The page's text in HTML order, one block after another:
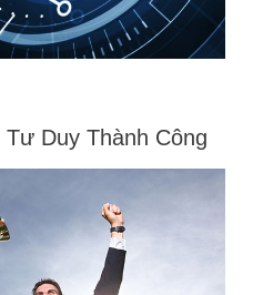
Duy Thành Công